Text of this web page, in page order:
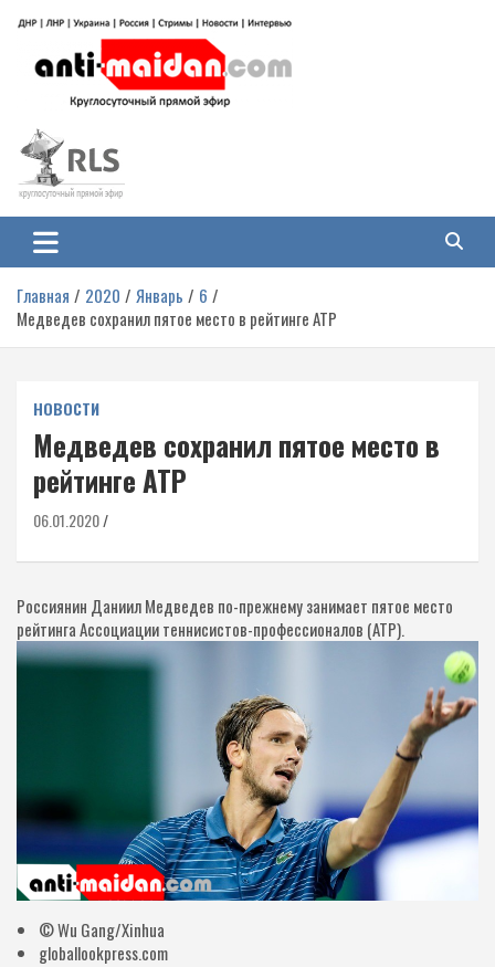
содержимому
Антимайдан: Гражданская война
на Украине
гражданской войне на Украине, включая события в Новороссии, ДНР,
ЛНР и других регионах.
Главная 2020 Январь
6
Медведев сохранил пятое место в рейтинге ATP
НОВОСТИ
Медведев сохранил пятое место в
рейтинге ATP
06.01.2020
Россиянин Даниил Медведев по-прежнему занимает пятое место
рейтинга Ассоциации теннисистов-профессионалов (ATP).
© Wu Gang/Xinhua
globallookpress.com